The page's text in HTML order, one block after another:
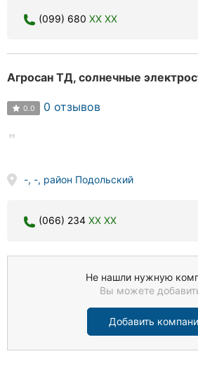
(099) 680 XX XX
Агросан ТД, солнечные
0.0 0 отзывов
-, -, район Подольский
(066) 234 XX XX
Не нашли нужную
Вы можете
Добавить